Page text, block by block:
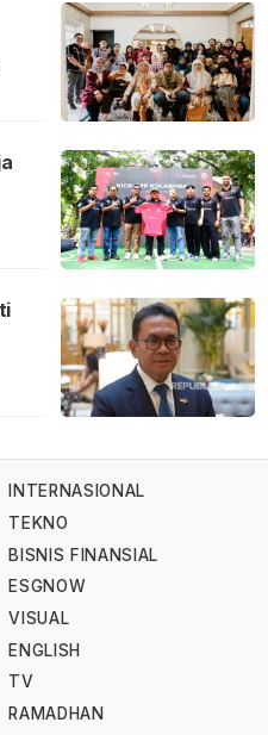
INTERNASIONAL
TEKNO
BISNIS FINANSIAL
ESGNOW
VISUAL
ENGLISH
TV
RAMADHAN